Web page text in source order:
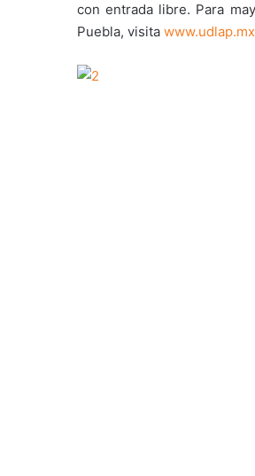
con entrada libre. Para
Puebla, visita